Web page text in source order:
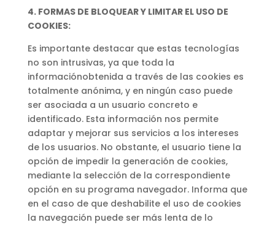
4. FORMAS DE BLOQUEAR Y LIMITAR EL USO DE
COOKIES:
Es importante destacar que estas tecnologías
no son intrusivas, ya que toda la
informaciónobtenida a través de las cookies es
totalmente anónima, y en ningún caso puede
ser asociada a un usuario concreto e
identificado. Esta información nos permite
adaptar y mejorar sus servicios a los intereses
de los usuarios. No obstante, el usuario tiene la
opción de impedir la generación de cookies,
mediante la selección de la correspondiente
opción en su programa navegador. Informa que
en el caso de que deshabilite el uso de cookies
la navegación puede ser más lenta de lo